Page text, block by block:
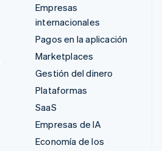
Empresas
internacionales
Pagos en la aplicación
Marketplaces
Gestión del dinero
Plataformas
SaaS
Empresas de IA
Economía de los